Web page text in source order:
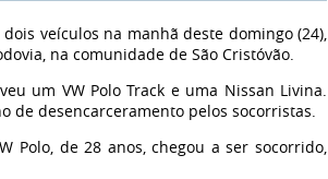
veículos na manhã deste domingo (24),
na comunidade de São Cristóvão.
um VW Polo Track e uma Nissan Livina.
de desencarceramento pelos socorristas.
Polo, de 28 anos, chegou a ser socorrido,